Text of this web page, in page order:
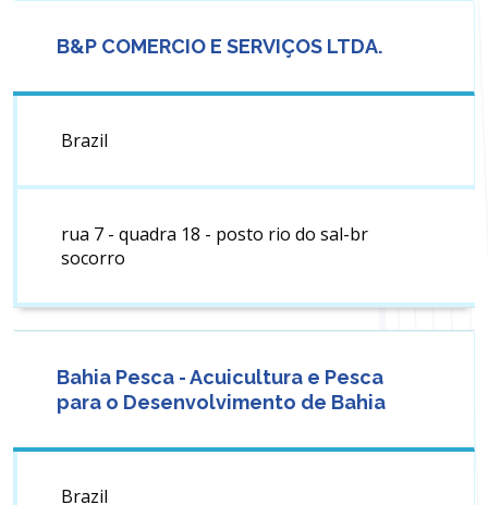
B&P COMERCIO E SERVIÇOS LTDA.
Brazil
rua 7 - quadra 18 - posto rio do sal-br
socorro
Bahia Pesca - Acuicultura e Pesca
para o Desenvolvimento de Bahia
Brazil